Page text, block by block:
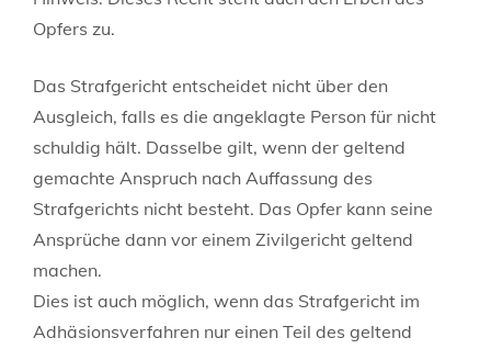
Opfers zu.
Das Strafgericht entscheidet nicht über den
Ausgleich, falls es die angeklagte Person für nicht
schuldig hält. Dasselbe gilt, wenn der geltend
gemachte Anspruch nach Auffassung des
Strafgerichts nicht besteht. Das Opfer kann seine
Ansprüche dann vor einem Zivilgericht geltend
machen.
Dies ist auch möglich, wenn das Strafgericht im
Adhäsionsverfahren nur einen Teil des geltend